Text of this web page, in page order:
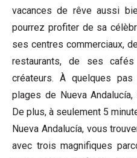
vacances de rêve aussi
pourrez profiter de sa
ses centres commerciaux,
restaurants, de ses
créateurs. À quelques
plages de Nueva
De plus, à seulement 5
Nueva Andalucía, vous
avec trois magnifiques